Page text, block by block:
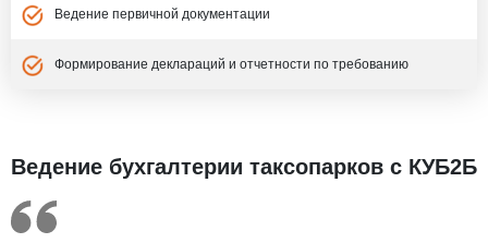
Ведение первичной документации
Формирование деклараций и отчетности по требованию
Ведение бухгалтерии таксопарков с КУБ2Б